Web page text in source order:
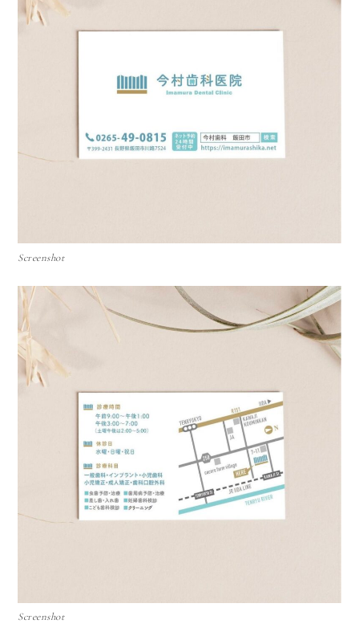
Screenshot
Screenshot